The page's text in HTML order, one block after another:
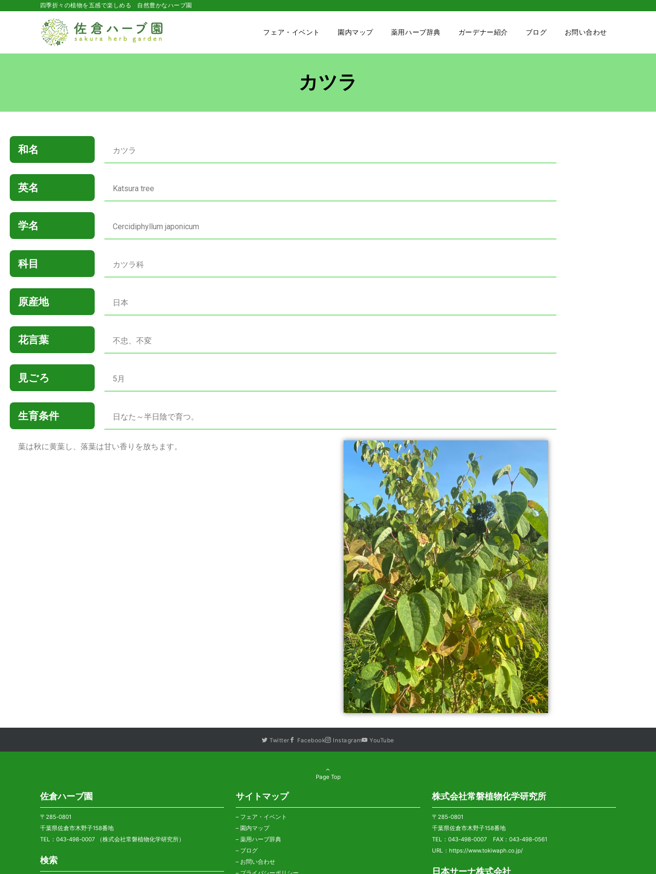
四季折々の植物を五感で楽しめる 自然豊かなハーブ園
フェア・イベント 園内マップ 薬用ハーブ辞典 ガーデナー紹介 ブログ お問い合わせ
カツラ
和名 カツラ
英名 Katsura tree
学名 Cercidiphyllum japonicum
科目 カツラ科
原産地 日本
花言葉 不忠、不変
見ごろ 5月
生育条件 日なた～半日陰で育つ。
葉は秋に黄葉し、落葉は甘い香りを放ちます。
Twitter Facebook Instagram YouTube
Page Top
佐倉ハーブ園
〒285-0801
千葉県佐倉市木野子158番地
TEL：043-498-0007 （株式会社常磐植物化学研究所）
検索
サイトマップ
– フェア・イベント
–園内マップ
–薬用ハーブ辞典
– ブログ
– お問い合わせ
株式会社常磐植物化学研究所
〒285-0801
千葉県佐倉市木野子158番地
TEL：043-498-0007 FAX：043-498-0561
URL： https://www.tokiwaph.co.jp/
日本サーナ株式会社